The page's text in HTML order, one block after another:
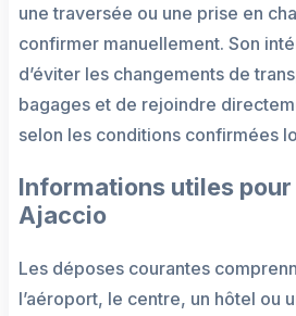
une traversée ou une prise en
confirmer manuellement. Son
d’éviter les changements de
bagages et de rejoindre
selon les conditions confirmées
Informations utiles pour
Ajaccio
Les déposes courantes
l’aéroport, le centre, un hôtel ou